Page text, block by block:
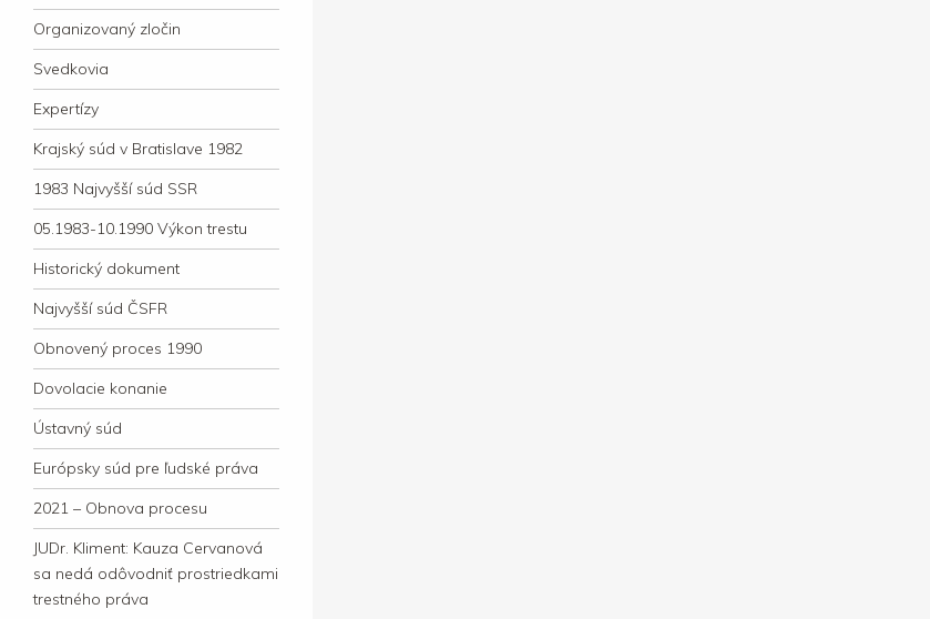
Organizovaný zločin
Svedkovia
Expertízy
Krajský súd v Bratislave 1982
1983 Najvyšší súd SSR
05.1983-10.1990 Výkon trestu
Historický dokument
Najvyšší súd ČSFR
Obnovený proces 1990
Dovolacie konanie
Ústavný súd
Európsky súd pre ľudské práva
2021 – Obnova procesu
JUDr. Kliment: Kauza Cervanová
sa nedá odôvodniť prostriedkami
trestného práva